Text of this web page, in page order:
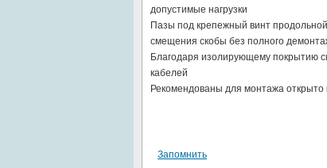
допустимые нагрузки
Пазы под крепежный винт
смещения скобы без полного
Благодаря изолирующему покрытию
кабелей
Рекомендованы для монтажа
Запомнить